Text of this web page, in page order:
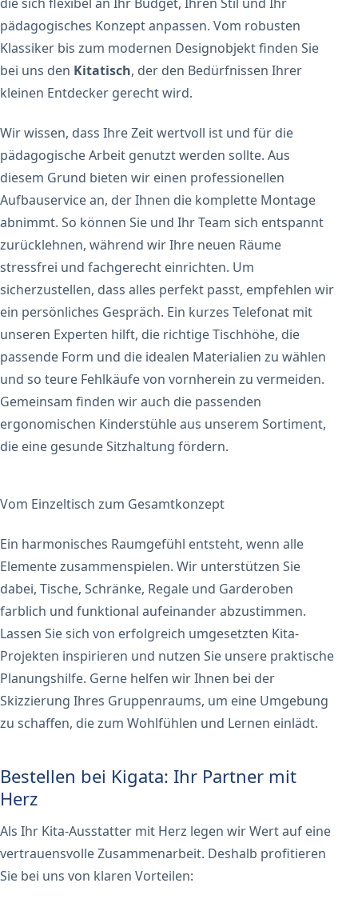
pädagogisches Konzept anpassen. Vom robusten
Klassiker bis zum modernen Designobjekt finden Sie
bei uns den Kitatisch, der den Bedürfnissen Ihrer
kleinen Entdecker gerecht wird.
Wir wissen, dass Ihre Zeit wertvoll ist und für die
pädagogische Arbeit genutzt werden sollte. Aus
diesem Grund bieten wir einen professionellen
Aufbauservice an, der Ihnen die komplette Montage
abnimmt. So können Sie und Ihr Team sich entspannt
zurücklehnen, während wir Ihre neuen Räume
stressfrei und fachgerecht einrichten. Um
sicherzustellen, dass alles perfekt passt, empfehlen wir
ein persönliches Gespräch. Ein kurzes Telefonat mit
unseren Experten hilft, die richtige Tischhöhe, die
passende Form und die idealen Materialien zu wählen
und so teure Fehlkäufe von vornherein zu vermeiden.
Gemeinsam finden wir auch die passenden
ergonomischen Kinderstühle aus unserem Sortiment,
die eine gesunde Sitzhaltung fördern.
Vom Einzeltisch zum Gesamtkonzept
Ein harmonisches Raumgefühl entsteht, wenn alle
Elemente zusammenspielen. Wir unterstützen Sie
dabei, Tische, Schränke, Regale und Garderoben
farblich und funktional aufeinander abzustimmen.
Lassen Sie sich von erfolgreich umgesetzten Kita-
Projekten inspirieren und nutzen Sie unsere praktische
Planungshilfe. Gerne helfen wir Ihnen bei der
Skizzierung Ihres Gruppenraums, um eine Umgebung
zu schaffen, die zum Wohlfühlen und Lernen einlädt.
Bestellen bei Kigata: Ihr Partner mit
Herz
Als Ihr Kita-Ausstatter mit Herz legen wir Wert auf eine
vertrauensvolle Zusammenarbeit. Deshalb profitieren
Sie bei uns von klaren Vorteilen: